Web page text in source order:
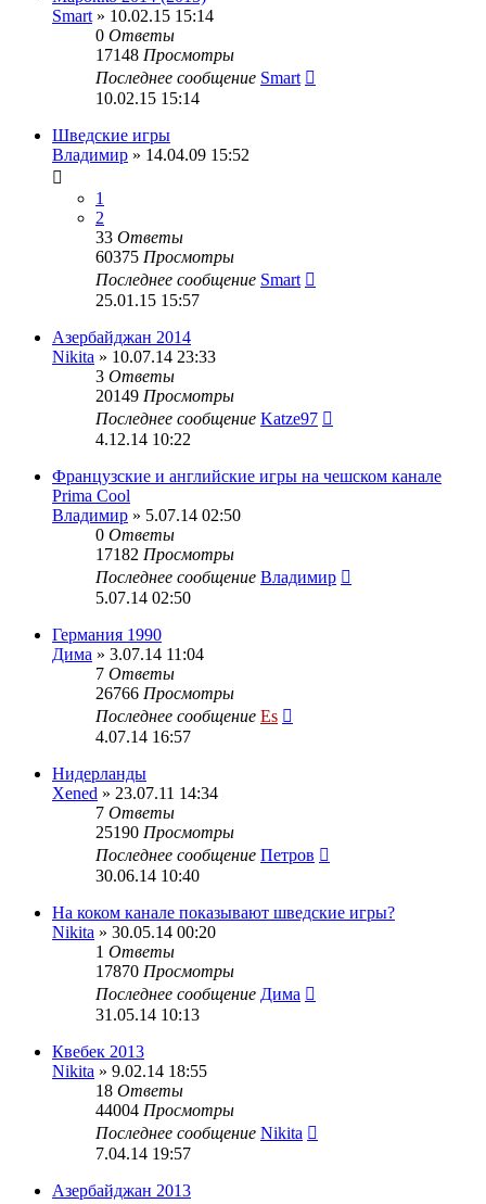
Smart » 10.02.15 15:14
0 Ответы
17148 Просмотры
Последнее сообщение Smart
10.02.15 15:14
Шведские игры
Владимир » 14.04.09 15:52
1
2
33 Ответы
60375 Просмотры
Последнее сообщение Smart
25.01.15 15:57
Азербайджан 2014
Nikita » 10.07.14 23:33
3 Ответы
20149 Просмотры
Последнее сообщение Katze97
4.12.14 10:22
Французские и английские игры на чешском канале
Prima Cool
Владимир » 5.07.14 02:50
0 Ответы
17182 Просмотры
Последнее сообщение Владимир
5.07.14 02:50
Германия 1990
Дима » 3.07.14 11:04
7 Ответы
26766 Просмотры
Последнее сообщение Es
4.07.14 16:57
Нидерланды
Xened » 23.07.11 14:34
7 Ответы
25190 Просмотры
Последнее сообщение Петров
30.06.14 10:40
На коком канале показывают шведские игры?
Nikita » 30.05.14 00:20
1 Ответы
17870 Просмотры
Последнее сообщение Дима
31.05.14 10:13
Квебек 2013
Nikita » 9.02.14 18:55
18 Ответы
44004 Просмотры
Последнее сообщение Nikita
7.04.14 19:57
Азербайджан 2013